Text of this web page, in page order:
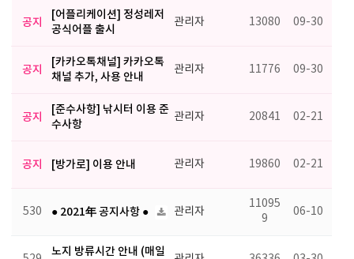
공지
[어플리케이션] 정성레저
공식어플 출시
관리자 13080 09-30
공지
[카카오톡채널] 카카오톡
채널 추가, 사용 안내
관리자 11776 09-30
공지
[준수사항] 낚시터 이용 준
수사항
관리자 20841 02-21
공지 [방가로] 이용 안내 관리자 19860 02-21
530 ● 2021年 공지사항 ● 관리자
11095
9
06-10
노지 방류시간 안내 (매일